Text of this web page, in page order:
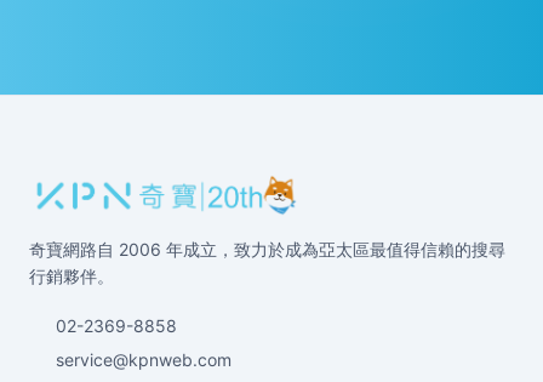
奇寶網路自 2006 年成立，致力於成為亞太區最值得信賴的搜尋
行銷夥伴。
02-2369-8858
service@kpnweb.com